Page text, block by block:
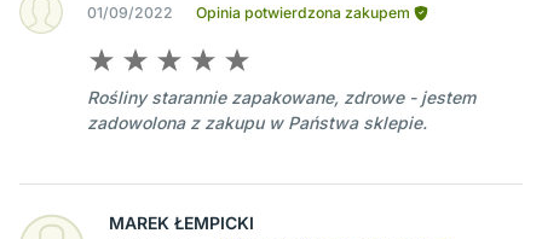
01/09/2022 Opinia potwierdzona zakupem
Rośliny starannie zapakowane, zdrowe - jestem
zadowolona z zakupu w Państwa sklepie.
MAREK ŁEMPICKI